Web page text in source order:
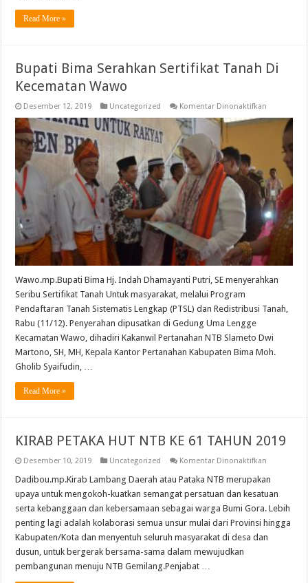
Read More »
Bupati Bima Serahkan Sertifikat Tanah Di
Kecematan Wawo
Desember 12, 2019 Uncategorized Komentar Dinonaktifkan
Bima
Serahkan
Sertifikat
Tanah
Kecematan
Wawo
Wawo.mp.Bupati Bima Hj. Indah Dhamayanti Putri, SE menyerahkan
Seribu Sertifikat Tanah Untuk masyarakat, melalui Program
Pendaftaran Tanah Sistematis Lengkap (PTSL) dan Redistribusi Tanah,
Rabu (11/12). Penyerahan dipusatkan di Gedung Uma Lengge
Kecamatan Wawo, dihadiri Kakanwil Pertanahan NTB Slameto Dwi
Martono, SH, MH, Kepala Kantor Pertanahan Kabupaten Bima Moh.
Gholib Syaifudin, …
Read More »
KIRAB PETAKA HUT NTB KE 61 TAHUN 2019
Desember 10, 2019 Uncategorized Komentar Dinonaktifkan
PETAKA
NTB
KE
61
TAHUN
Dadibou.mp.Kirab Lambang Daerah atau Pataka NTB merupakan
upaya untuk mengokoh-kuatkan semangat persatuan dan kesatuan
serta kebanggaan dan kebersamaan sebagai warga Bumi Gora. Lebih
penting lagi adalah kolaborasi semua unsur mulai dari Provinsi hingga
Kabupaten/Kota dan menyentuh seluruh masyarakat di desa dan
dusun, untuk bergerak bersama-sama dalam mewujudkan
pembangunan menuju NTB Gemilang.Penjabat …